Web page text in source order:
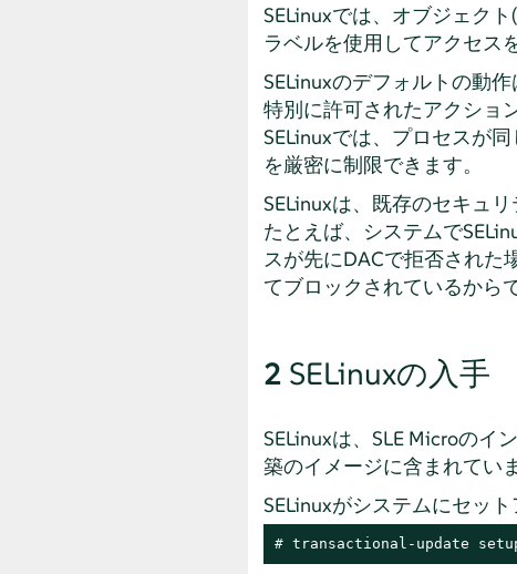
SELinuxでは、オブジェク
ラベルを使用してアクセス
SELinuxのデフォルトの動
特別に許可されたアクショ
SELinuxでは、プロセスが
を厳密に制限できます。
SELinuxは、既存のセキュ
たとえば、システムで
スが先にDACで拒否された
てブロックされているからで
2 SELinuxの入手
SELinuxは、 SLE Microのイ
築のイメージに含まれていま
SELinuxがシステムにセッ
# transactional-update